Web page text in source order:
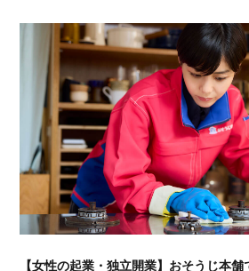
【女性の起業・独立開業】おそうじ本